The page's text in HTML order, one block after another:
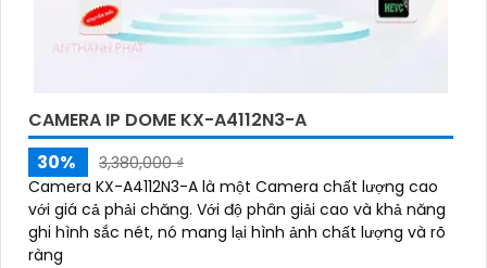
CAMERA IP DOME KX-A4112N3-A
30%
3,380,000 ₫
Camera KX-A4112N3-A là một Camera chất lượng cao
với giá cả phải chăng. Với độ phân giải cao và khả năng
ghi hình sắc nét, nó mang lại hình ảnh chất lượng và rõ
ràng